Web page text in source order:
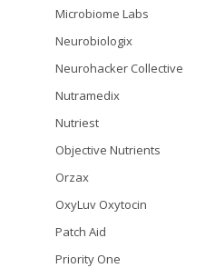
Microbiome Labs
Neurobiologix
Neurohacker Collective
Nutramedix
Nutriest
Objective Nutrients
Orzax
OxyLuv Oxytocin
Patch Aid
Priority One